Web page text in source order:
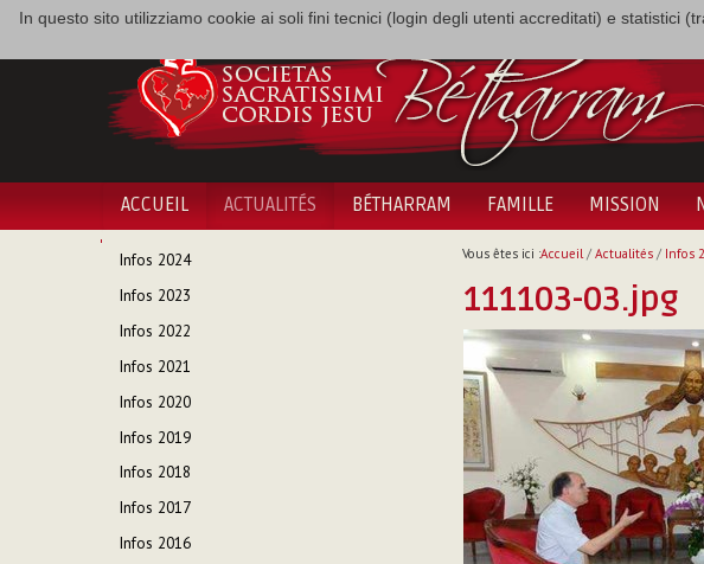
In questo sito utilizziamo cookie ai soli fini tecnici (login degli utenti accreditati) e statistici
ACCUEIL ACTUALITÉS BÉTHARRAM FAMILLE MISSION
NAVIGATION
Infos 2024
Infos 2023
Infos 2022
Infos 2021
Infos 2020
Infos 2019
Infos 2018
Infos 2017
Infos 2016
Vous êtes ici :Accueil/ Actualités/ Infos
111103-03.jpg